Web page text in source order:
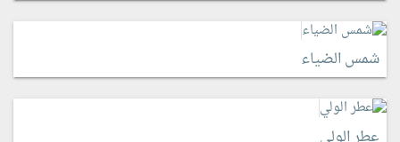
شمس الضياء